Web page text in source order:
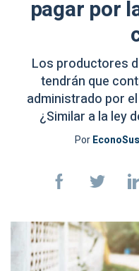
pagar por
Los productores
tendrán que
administrado por
¿Similar a la ley
PorEconoSus